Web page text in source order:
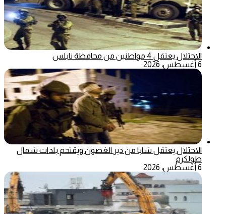
الاحتلال يعتقل 4 مواطنين من محافظة نابلس
6 أغسطس، 2026
الاحتلال يعتقل شابا من دير الغصون ويقتحم بلدات شمال
طولكرم
6 أغسطس، 2026